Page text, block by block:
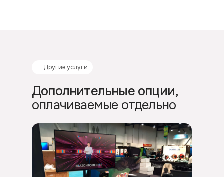
Дополнительные опции,
оплачиваемые отдельно
Другие услуги